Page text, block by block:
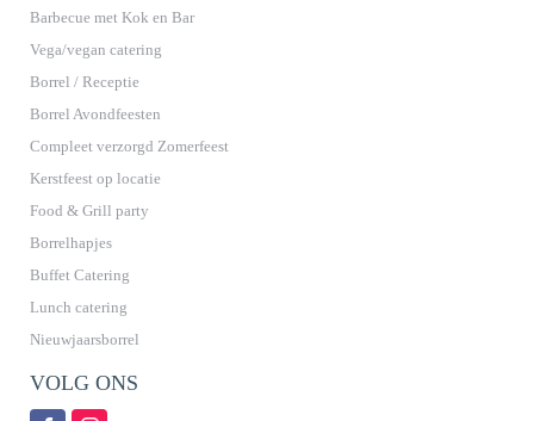
Barbecue met Kok en Bar
Vega/vegan catering
Borrel / Receptie
Borrel Avondfeesten
Compleet verzorgd Zomerfeest
Kerstfeest op locatie
Food & Grill party
Borrelhapjes
Buffet Catering
Lunch catering
Nieuwjaarsborrel
VOLG ONS